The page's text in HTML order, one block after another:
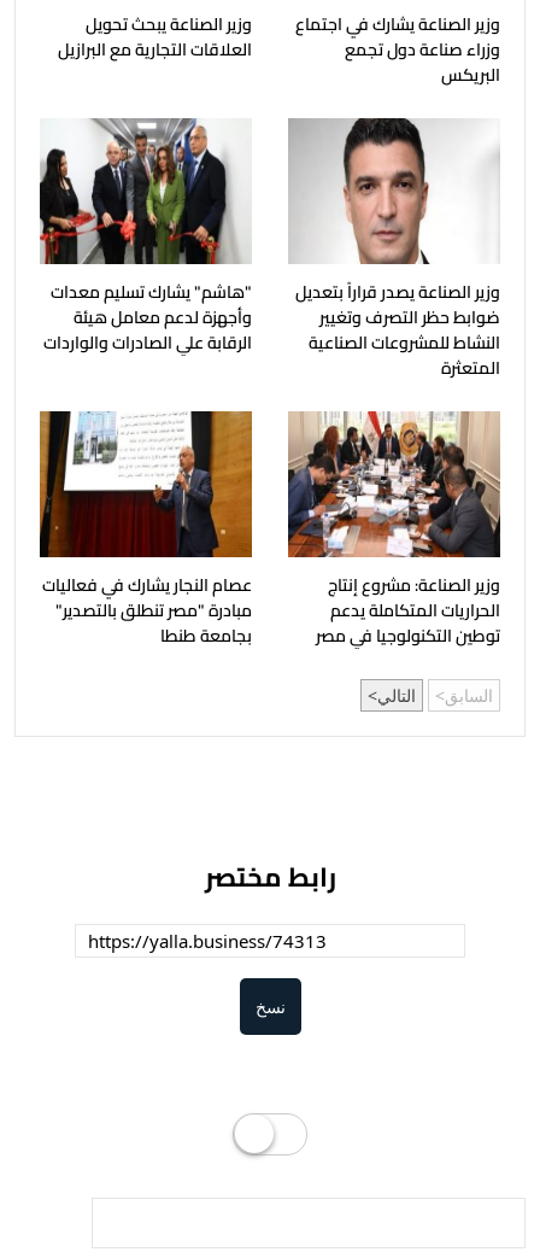
وزير الصناعة يشارك في اجتماع
وزراء صناعة دول تجمع
البريكس
وزير الصناعة يبحث تحويل
العلاقات التجارية مع البرازيل
وزير الصناعة يصدر قراراً بتعديل
ضوابط حظر التصرف وتغيير
النشاط للمشروعات الصناعية
المتعثرة
"هاشم" يشارك تسليم معدات
وأجهزة لدعم معامل هيئة
الرقابة علي الصادرات والواردات
وزير الصناعة: مشروع إنتاج
الحراريات المتكاملة يدعم
توطين التكنولوجيا في مصر
عصام النجار يشارك في فعاليات
مبادرة "مصر تنطلق بالتصدير"
بجامعة طنطا
السابق التالي
رابط مختصر
نسخ